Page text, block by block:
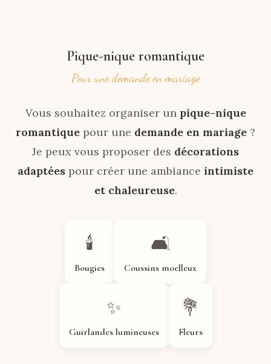
Pique-nique romantique
Pour une demande en mariage
Vous souhaitez organiser un pique-nique
romantique pour une demande en mariage ?
Je peux vous proposer des décorations
adaptées pour créer une ambiance intimiste
et chaleureuse.
🕯️
Bougies
🛋️
Coussins moelleux
✨
Guirlandes lumineuses
💐
Fleurs